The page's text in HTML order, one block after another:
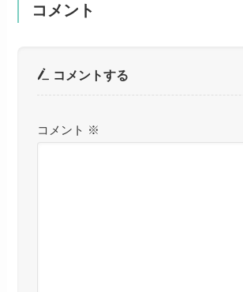
コメント
コメントする
コメント ※